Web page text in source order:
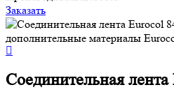
Заказать
Соединительная